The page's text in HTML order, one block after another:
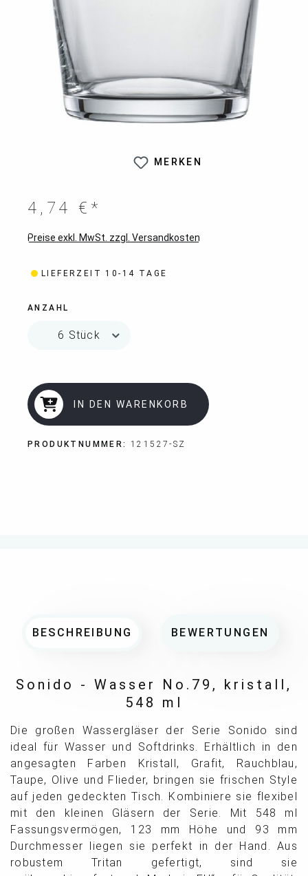
MERKEN
4,74 €*
Preise exkl. MwSt. zzgl. Versandkosten
LIEFERZEIT 10-14 TAGE
ANZAHL
IN DEN WARENKORB
PRODUKTNUMMER: 121527-SZ
BESCHREIBUNG BEWERTUNGEN
Sonido - Wasser No.79, kristall,
548 ml
Die großen Wassergläser der Serie Sonido sind
ideal für Wasser und Softdrinks. Erhältlich in den
angesagten Farben Kristall, Grafit, Rauchblau,
Taupe, Olive und Flieder, bringen sie frischen Style
auf jeden gedeckten Tisch. Kombiniere sie flexibel
mit den kleinen Gläsern der Serie. Mit 548 ml
Fassungsvermögen, 123 mm Höhe und 93 mm
Durchmesser liegen sie perfekt in der Hand. Aus
robustem Tritan gefertigt, sind sie